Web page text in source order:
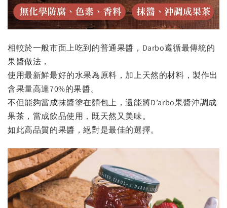
相較於一般市面上吃到的普通果醬，Darbo遵循最傳統的
果醬做法，
使用最新鮮最好的水果為原料，加上天然的材料，製作出
含果量高達70%的果醬。
不但能夠當成抹醬塗在麵包上，還能將D’arbo果醬沖調成
果茶，當成飲品使用，既天然又美味。
如此高品質的果醬，絕對是最佳的選擇。